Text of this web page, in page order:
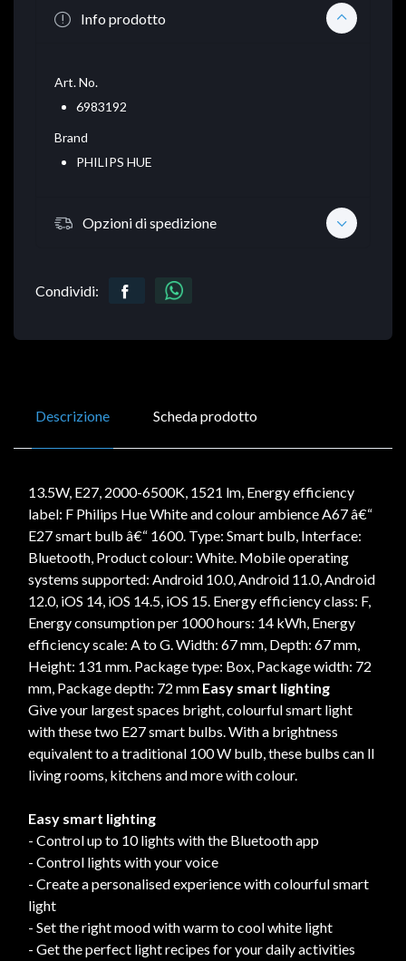
Info prodotto
Art. No.
6983192
Brand
PHILIPS HUE
Opzioni di spedizione
Condividi:
Descrizione Scheda prodotto
13.5W, E27, 2000-6500K, 1521 lm, Energy efficiency
label: F Philips Hue White and colour ambience A67 â€“
E27 smart bulb â€“ 1600. Type: Smart bulb, Interface:
Bluetooth, Product colour: White. Mobile operating
systems supported: Android 10.0, Android 11.0, Android
12.0, iOS 14, iOS 14.5, iOS 15. Energy efficiency class: F,
Energy consumption per 1000 hours: 14 kWh, Energy
efficiency scale: A to G. Width: 67 mm, Depth: 67 mm,
Height: 131 mm. Package type: Box, Package width: 72
mm, Package depth: 72 mm Easy smart lighting
Give your largest spaces bright, colourful smart light
with these two E27 smart bulbs. With a brightness
equivalent to a traditional 100 W bulb, these bulbs can ll
living rooms, kitchens and more with colour.
Easy smart lighting
- Control up to 10 lights with the Bluetooth app
- Control lights with your voice
- Create a personalised experience with colourful smart
light
- Set the right mood with warm to cool white light
- Get the perfect light recipes for your daily activities